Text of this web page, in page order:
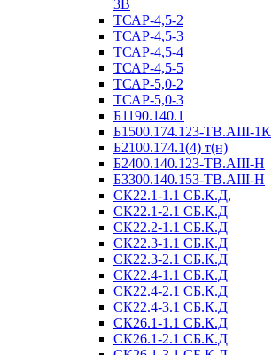
3В
ТСАР-4,5-2
ТСАР-4,5-3
ТСАР-4,5-4
ТСАР-4,5-5
ТСАР-5,0-2
ТСАР-5,0-3
Б1190.140.1
Б1500.174.123-ТВ.АIII-1К
Б2100.174.1(4) т(н)
Б2400.140.123-ТВ.АIII-Н
Б3300.140.153-ТВ.АIII-Н
СК22.1-1.1 СБ.К.Д,
СК22.1-2.1 СБ.К.Д
СК22.2-1.1 СБ.К.Д
СК22.3-1.1 СБ.К.Д
СК22.3-2.1 СБ.К.Д
СК22.4-1.1 СБ.К.Д
СК22.4-2.1 СБ.К.Д
СК22.4-3.1 СБ.К.Д
СК26.1-1.1 СБ.К.Д
СК26.1-2.1 СБ.К.Д